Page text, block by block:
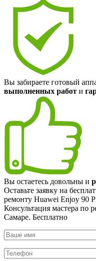
Вы забираете готовый
выполненных работ и
Вы остаетесь довольны и
Оставьте заявку на
ремонту Huawei Enjoy 90
Консультация мастера по
Самаре. Бесплатно